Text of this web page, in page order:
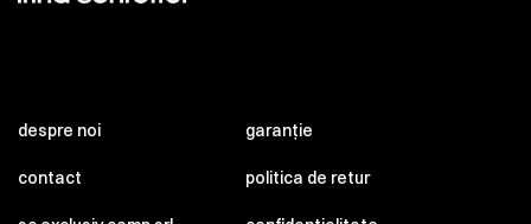
despre noi
contact
garanție
politica de retur